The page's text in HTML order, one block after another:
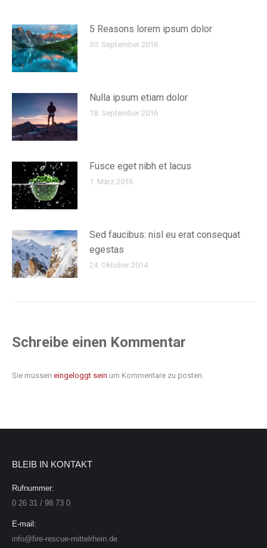
5 Reasons lorem ipsum dolor
30. September 2016
Nulla ipsum etiam dolor
18. September 2016
Fusce eget nibh et lacus
1. März 2016
Sed faucibus: nisl eu erat consequat
egestas
24. Oktober 2014
Schreibe einen Kommentar
Sie müssen eingeloggt sein um Kommentare zu posten.
BLEIB IN KONTAKT
Rufnummer:
0 26 31 / 98 73 0
E-mail:
info@fire-rescue-mittelrhein.de